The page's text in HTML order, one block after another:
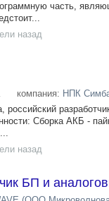
часть,
назад
компания: НПК
Сборка АКБ -
назад
БП и